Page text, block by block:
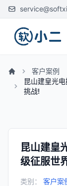
客户案例
昆山建皇光
挑战!
昆山建皇
级征服世
类别： 客户案